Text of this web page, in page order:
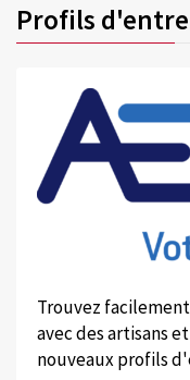
Profils
Trouvez
avec des artisans
nouveaux profils